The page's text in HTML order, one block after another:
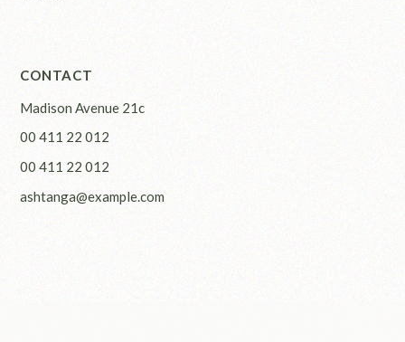
CONTACT
Madison Avenue 21c
00 411 22 012
00 411 22 012
ashtanga@example.com